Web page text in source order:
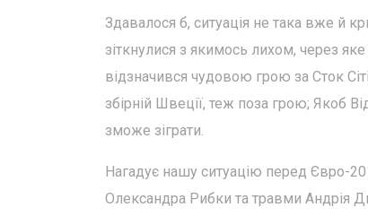
Здавалося б, ситуація не така вже й
зіткнулися з якимось лихом, через
відзначився чудовою грою за Сток
збірній Швеції, теж поза грою; Якоб
зможе зіграти.
Нагадує нашу ситуацію перед Євро-
Олександра Рибки та травми Андрія